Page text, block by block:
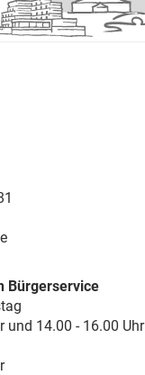
Bürgerservice
und 14.00 - 16.00 Uhr